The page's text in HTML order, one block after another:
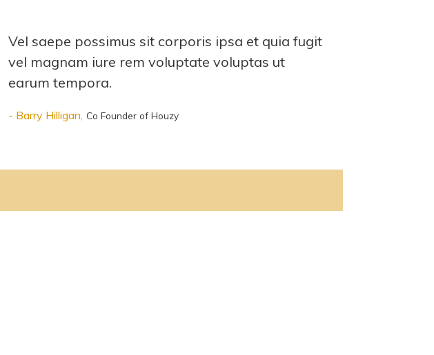
Vel saepe possimus sit corporis ipsa et quia fugit
vel magnam iure rem voluptate voluptas ut
earum tempora.
- Barry Hilligan, Co Founder of Houzy